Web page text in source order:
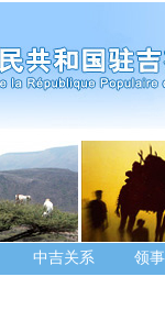
中吉关系 领